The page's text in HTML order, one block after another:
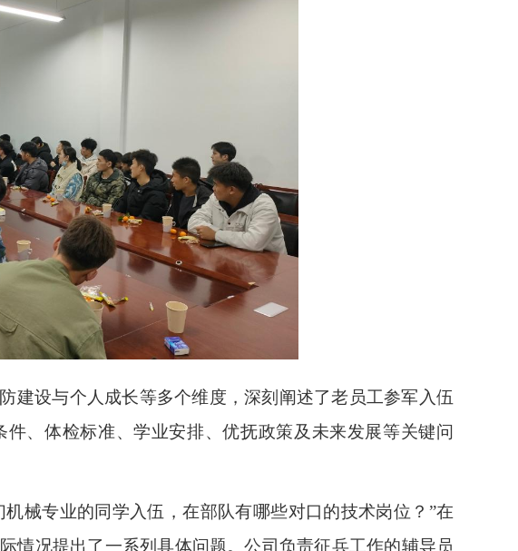
建设与个人成长等多个维度，深刻阐述了老员工参军入伍
、体检标准、学业安排、优抚政策及未来发展等关键问
械专业的同学入伍，在部队有哪些对口的技术岗位？”在
情况提出了一系列具体问题。公司负责征兵工作的辅导员